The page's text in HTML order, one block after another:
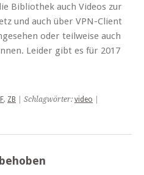
Bibliothek auch Videos zur
und auch über VPN-Client
oder teilweise auch
Leider gibt es für 2017
, ZB | Schlagwörter: video